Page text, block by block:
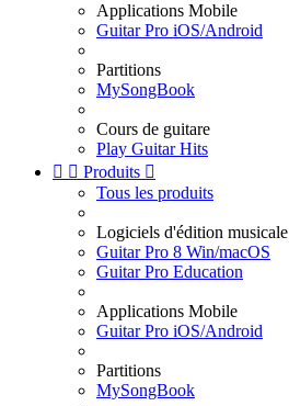
Applications Mobile
Guitar Pro iOS/Android
Partitions
MySongBook
Cours de guitare
Play Guitar Hits
  Produits 
Tous les produits
Logiciels d'édition musicale
Guitar Pro 8 Win/macOS
Guitar Pro Education
Applications Mobile
Guitar Pro iOS/Android
Partitions
MySongBook